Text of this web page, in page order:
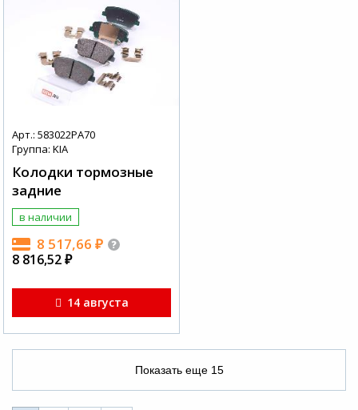
Арт.: 583022PA70
Группа: KIA
Колодки тормозные
задние
в наличии
8 517,66 ₽
8 816,52₽
14 августа
Показать еще 15